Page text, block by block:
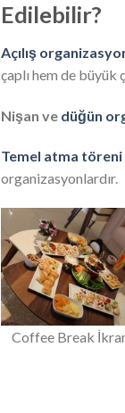
Edilebilir?
Açılış
çaplı hem de büyük
Nişan ve düğün
Temel atma
organizasyonlardır.
Coffee Break